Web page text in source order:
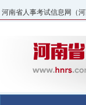
河南省人事考试信息网（